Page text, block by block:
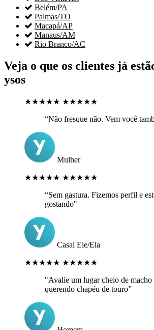
 Belém/PA
 Palmas/TO
 Macapá/AP
 Manaus/AM
 Rio Branco/AC
Veja o que os clientes já
ysos
★★★★★ ★★★★★
“Não fresque não. Vem você
Mulher
★★★★★ ★★★★★
“Sem gastura. Fizemos perfil e
gostando"
Casal Ele/Ela
★★★★★ ★★★★★
"Avalie um lugar cheio de macho
querendo chapéu de touro”